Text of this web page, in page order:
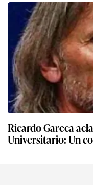
Ricardo Gareca
Universitario: Un